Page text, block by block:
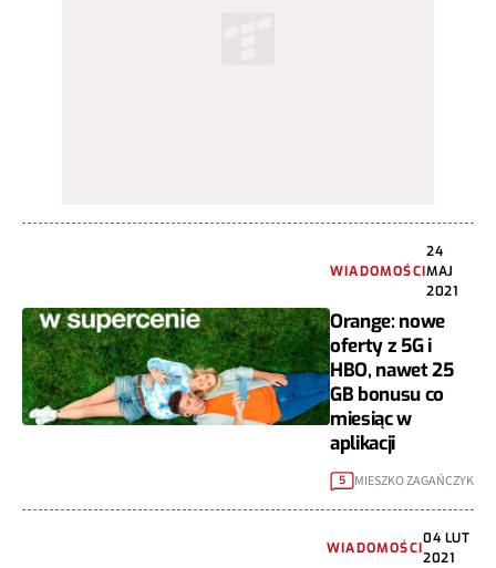
WIADOMOŚCI
24
MAJ
2021
Orange: nowe
oferty z 5G i
HBO, nawet 25
GB bonusu co
miesiąc w
aplikacji
5 MIESZKO ZAGAŃCZYK
WIADOMOŚCI
04 LUT
2021